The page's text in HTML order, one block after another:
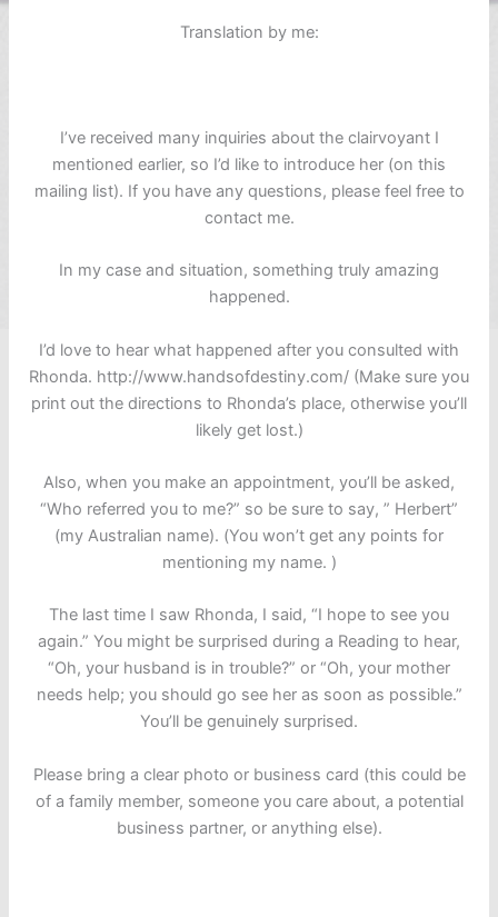
Translation by me:
I’ve received many inquiries about the clairvoyant I
mentioned earlier, so I’d like to introduce her (on this
mailing list). If you have any questions, please feel free to
contact me.
In my case and situation, something truly amazing
happened.
I’d love to hear what happened after you consulted with
Rhonda. http://www.handsofdestiny.com/ (Make sure you
print out the directions to Rhonda’s place, otherwise you’ll
likely get lost.)
Also, when you make an appointment, you’ll be asked,
“Who referred you to me?” so be sure to say, ” Herbert”
(my Australian name). (You won’t get any points for
mentioning my name. )
The last time I saw Rhonda, I said, “I hope to see you
again.” You might be surprised during a Reading to hear,
“Oh, your husband is in trouble?” or “Oh, your mother
needs help; you should go see her as soon as possible.”
You’ll be genuinely surprised.
Please bring a clear photo or business card (this could be
of a family member, someone you care about, a potential
business partner, or anything else).